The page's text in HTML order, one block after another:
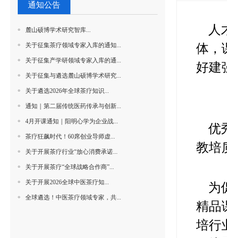
通知公告
麓山硕博学术研究智库...
关于征集茶疗领域专家入库的通知...
关于征集产学研领域专家入库的通...
关于征集与遴选麓山硕博学术研究...
关于遴选2026年全球茶疗知识...
通知｜第二届传统医药传承与创新...
4月开课通知｜阳明心学为企业战...
茶疗狂飙时代！60席创业导师虚...
关于开展茶疗行业“放心消费承诺...
关于开展茶疗“全球战略合作商”...
关于开展2026全球中医茶疗知...
全球遴选！中医茶疗领域专家，共...
人
体，
好建
优
教培
为
精品
培行